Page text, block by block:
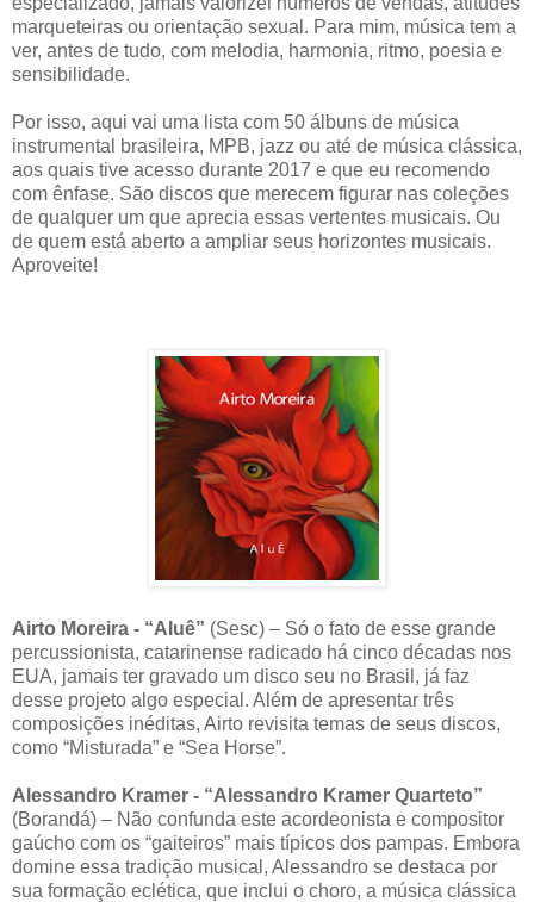
marqueteiras ou orientação sexual. Para mim, música tem a
ver, antes de tudo, com melodia, harmonia, ritmo, poesia e
sensibilidade.
Por isso, aqui vai uma lista com 50 álbuns de música
instrumental brasileira, MPB, jazz ou até de música clássica,
aos quais tive acesso durante 2017 e que eu recomendo
com ênfase. São discos que merecem figurar nas coleções
de qualquer um que aprecia essas vertentes musicais. Ou
de quem está aberto a ampliar seus horizontes musicais.
Aproveite!
Airto Moreira - “Aluê” (Sesc) – Só o fato de esse grande
percussionista, catarinense radicado há cinco décadas nos
EUA, jamais ter gravado um disco seu no Brasil, já faz
desse projeto algo especial. Além de apresentar três
composições inéditas, Airto revisita temas de seus discos,
como “Misturada” e “Sea Horse”.
Alessandro Kramer - “Alessandro Kramer Quarteto”
(Borandá) – Não confunda este acordeonista e compositor
gaúcho com os “gaiteiros” mais típicos dos pampas. Embora
domine essa tradição musical, Alessandro se destaca por
sua formação eclética, que inclui o choro, a música clássica